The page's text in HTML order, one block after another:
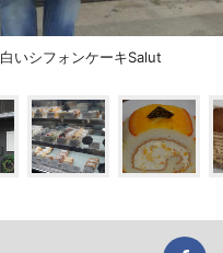
いシフォンケーキSalut